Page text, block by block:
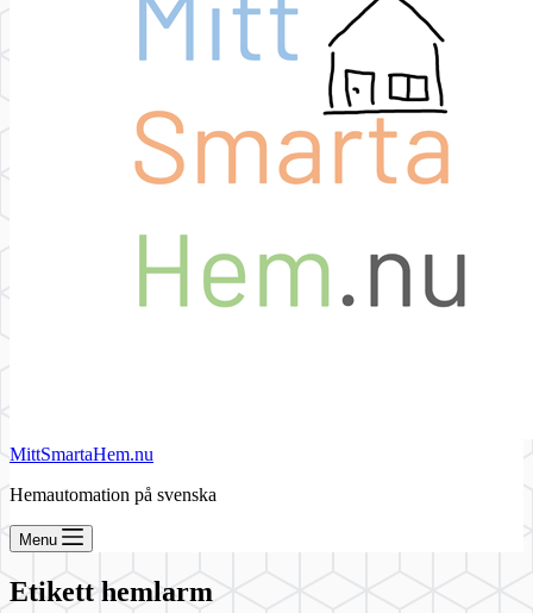
MittSmartaHem.nu
Hemautomation på svenska
Menu
Etikett hemlarm